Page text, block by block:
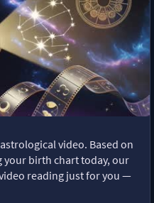
video. Based on
your birth chart today, our
reading just for you —